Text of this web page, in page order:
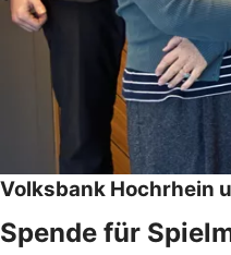
Volksbank Hochrhein
Spende für